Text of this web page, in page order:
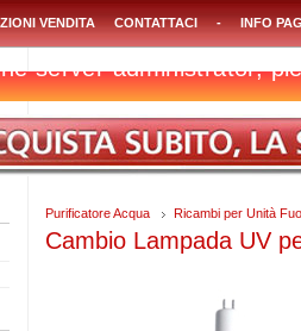
VENDITA CONTATTACI - INFO
Purificatore Acqua Ricambi per Unità
Cambio Lampada UV